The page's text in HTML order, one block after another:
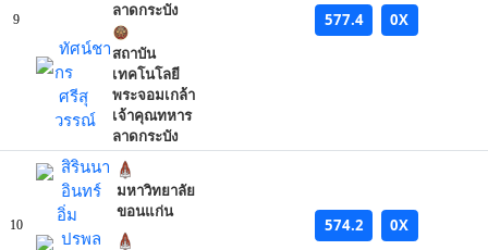
9
ลาดกระบัง
ทัศน์ชา
กร
ศรีสุ
วรรณ์
สถาบัน
เทคโนโลยี
พระจอมเกล้า
เจ้าคุณทหาร
ลาดกระบัง
577.4 0X
10
สิรินนา
อินทร์
อิ่ม
มหาวิทยาลัย
ขอนแก่น
ปรพล
574.2 0X